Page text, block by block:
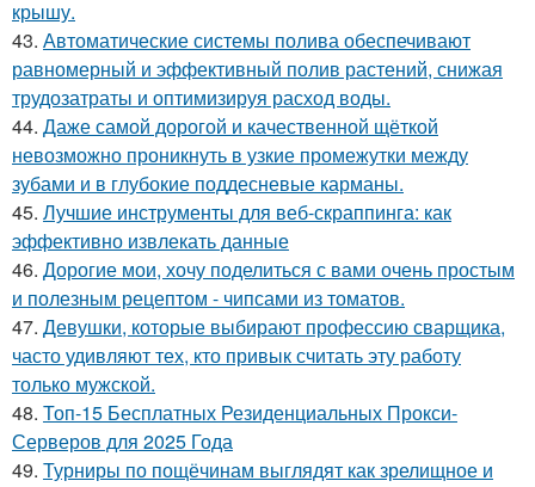
крышу.
43. Автоматические системы полива обеспечивают
равномерный и эффективный полив растений, снижая
трудозатраты и оптимизируя расход воды.
44. Даже самой дорогой и качественной щёткой
невозможно проникнуть в узкие промежутки между
зубами и в глубокие поддесневые карманы.
45. Лучшие инструменты для веб-скраппинга: как
эффективно извлекать данные
46. Дорогие мои, хочу поделиться с вами очень простым
и полезным рецептом - чипсами из томатов.
47. Девушки, которые выбирают профессию сварщика,
часто удивляют тех, кто привык считать эту работу
только мужской.
48. Топ-15 Бесплатных Резиденциальных Прокси-
Серверов для 2025 Года
49. Турниры по пощёчинам выглядят как зрелищное и